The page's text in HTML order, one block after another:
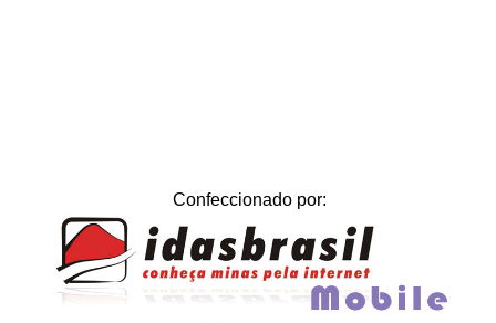
Confeccionado por: